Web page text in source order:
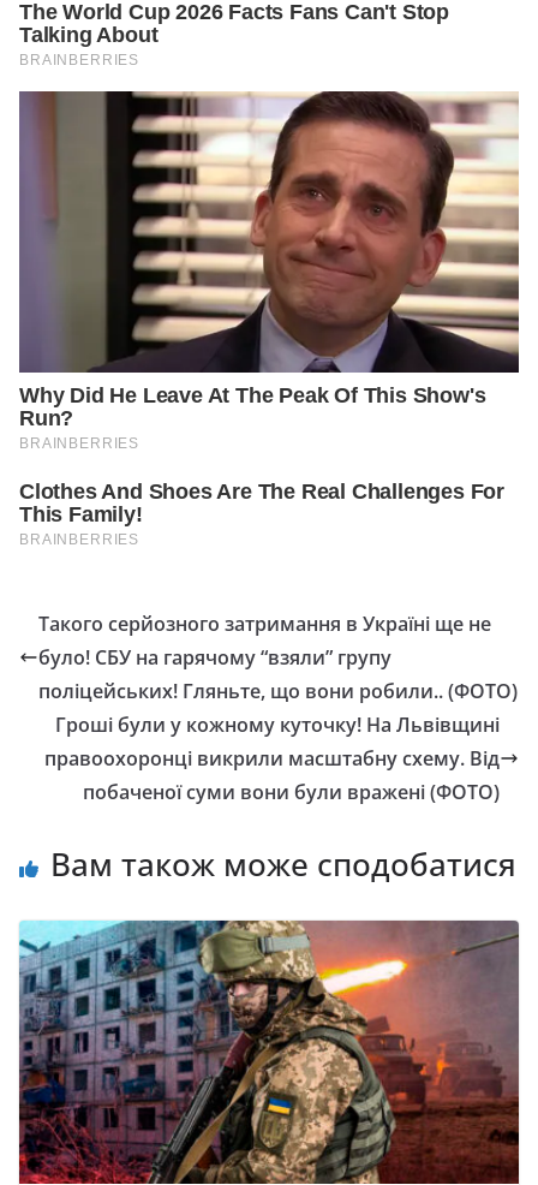
Такого серйозного затримання в Україні ще не
було! СБУ на гарячому “взяли” групу
поліцейських! Гляньте, що вони робили.. (ФОТО)
Гроші були у кожному куточку! На Львівщині
правоохоронці викpили мacштaбнy cxeмy. Від
побаченої суми вони були вражені (ФОТО)
Вам також може сподобатися